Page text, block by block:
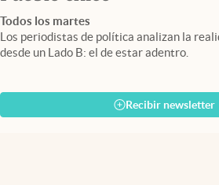
Todos los martes
Los periodistas de política analizan la
desde un Lado B: el de estar adentro.
Recibir newsletter